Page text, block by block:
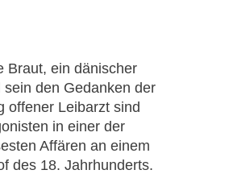
Braut, ein dänischer
sein den Gedanken der
offener Leibarzt sind
in einer der
Affären an einem
des 18. Jahrhunderts.